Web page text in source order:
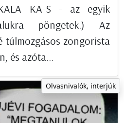
KA-S - az egyik
pöngetek.) Az
túlmozgásos zongorista
és azóta...
Olvasnivalók, interjúk